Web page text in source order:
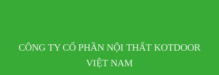
CÔNG TY CỔ PHẦN NỘI THẤT KOTDOOR
VIỆT NAM